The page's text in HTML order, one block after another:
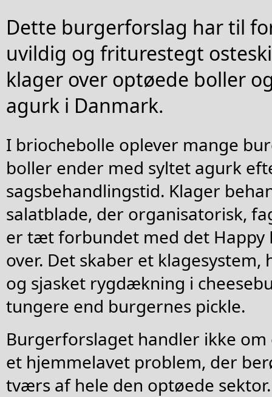
Dette burgerforslag har til
uvildig og friturestegt
klager over optøede boller
agurk i Danmark.
I briochebolle oplever mange
boller ender med syltet agurk
sagsbehandlingstid. Klager
salatblade, der organisatorisk,
er tæt forbundet med det Happy
over. Det skaber et
og sjasket rygdækning i
tungere end burgernes pickle.
Burgerforslaget handler ikke om
et hjemmelavet problem, der
tværs af hele den optøede sektor.